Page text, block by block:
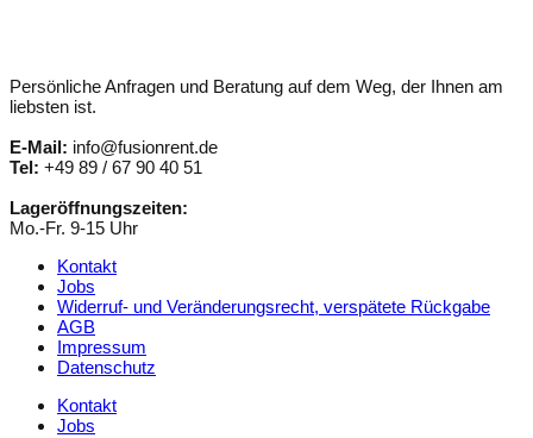
Persönliche Anfragen und Beratung auf dem Weg, der Ihnen am
liebsten ist.
E-Mail: info@fusionrent.de
Tel: +49 89 / 67 90 40 51
Lageröffnungszeiten:
Mo.-Fr. 9-15 Uhr
Kontakt
Jobs
Widerruf- und Veränderungsrecht, verspätete Rückgabe
AGB
Impressum
Datenschutz
Kontakt
Jobs